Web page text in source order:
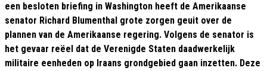
een besloten briefing in Washington heeft de Amerikaanse
senator Richard Blumenthal grote zorgen geuit over de
plannen van de Amerikaanse regering. Volgens de senator is
het gevaar reëel dat de Verenigde Staten daadwerkelijk
militaire eenheden op Iraans grondgebied gaan inzetten. Deze